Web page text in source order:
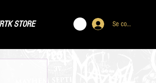
Se connecter
STORE